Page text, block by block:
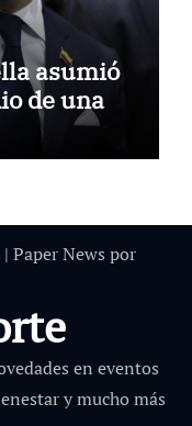
asumió
de una
| Paper News por
en eventos
y mucho más